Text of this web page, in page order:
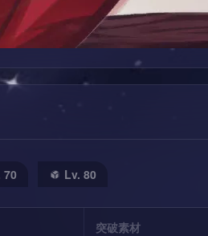
70 Lv. 80
突破素材